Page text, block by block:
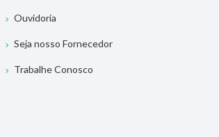
Ouvidoria
Seja nosso Fornecedor
Trabalhe Conosco